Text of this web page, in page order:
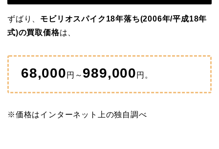
ずばり、 モビリオスパイク18年落ち(2006年/平成18年
式)の買取価格は、
68,000 円～ 989,000 円。
※価格はインターネット上の独自調べ